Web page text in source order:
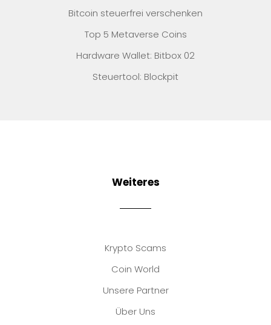
Bitcoin steuerfrei verschenken
Top 5 Metaverse Coins
Hardware Wallet: Bitbox 02
Steuertool: Blockpit
Weiteres
Krypto Scams
Coin World
Unsere Partner
Über Uns